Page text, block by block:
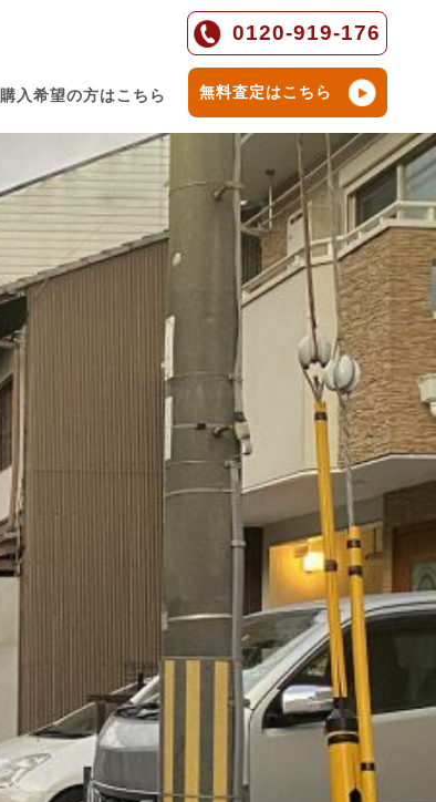
0120-919-176
購入希望の方はこちら 無料査定はこちら